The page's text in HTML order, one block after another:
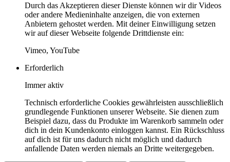
Durch das Akzeptieren dieser Dienste können wir dir Videos
oder andere Medieninhalte anzeigen, die von externen
Anbietern gehostet werden. Mit deiner Einwilligung setzen
wir auf dieser Webseite folgende Drittdienste ein:
Vimeo, YouTube
Erforderlich
Immer aktiv
Technisch erforderliche Cookies gewährleisten ausschließlich
grundlegende Funktionen unserer Webseite. Sie dienen zum
Beispiel dazu, dass du Produkte im Warenkorb sammeln oder
dich in dein Kundenkonto einloggen kannst. Ein Rückschluss
auf dich ist für uns dadurch nicht möglich und dadurch
anfallende Daten werden niemals an Dritte weitergegeben.